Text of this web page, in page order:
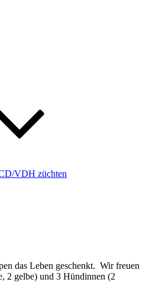
VDH züchten
das Leben geschenkt. Wir freuen
2 gelbe) und 3 Hündinnen (2